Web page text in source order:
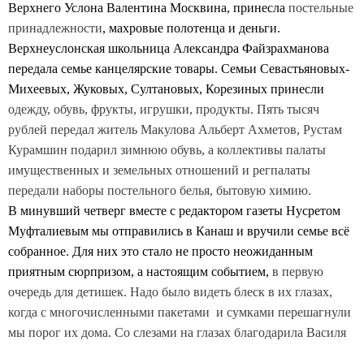
Верхнего Услона Валентина Москвина, принесла постельные
принадлежности, махровые полотенца и деньги.
Верхнеуслонская школьница Александра Файзрахманова
передала семье канцелярские товары. Семьи Севастьяновых-
Михеевых, Жуковых, Султановых, Корезиных принесли
одежду, обувь, фрукты, игрушки, продукты. Пять тысяч
рублей передал житель Макулова Альберт Ахметов, Рустам
Курамшин подарил зимнюю обувь, а коллективы палаты
имущественных и земельных отношений и регпалаты
передали наборы постельного белья, бытовую химию.
В минувший четверг вместе с редактором газеты Нусретом
Муфталиевым мы отправились в Канаш и вручили семье всё
собранное. Для них это стало не просто неожиданным
приятным сюрпризом, а настоящим событием, в первую
очередь для детишек. Надо было видеть блеск в их глазах,
когда с многочисленными пакетами и сумками перешагнули
мы порог их дома. Со слезами на глазах благодарила Василя